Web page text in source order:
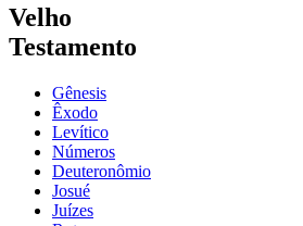
Velho
Testamento
Gênesis
Êxodo
Levítico
Números
Deuteronômio
Josué
Juízes